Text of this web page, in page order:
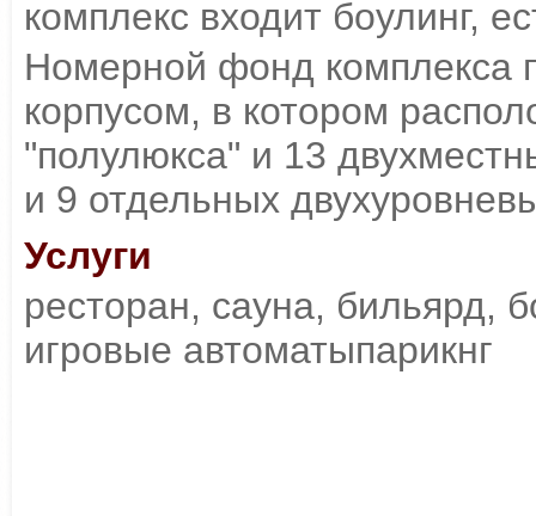
комплекс входит боулинг,
Номерной фонд комплекса
корпусом, в котором
"полулюкса" и 13
и 9 отдельных
Услуги
ресторан, сауна, бильярд,
игровые автоматыпарикнг